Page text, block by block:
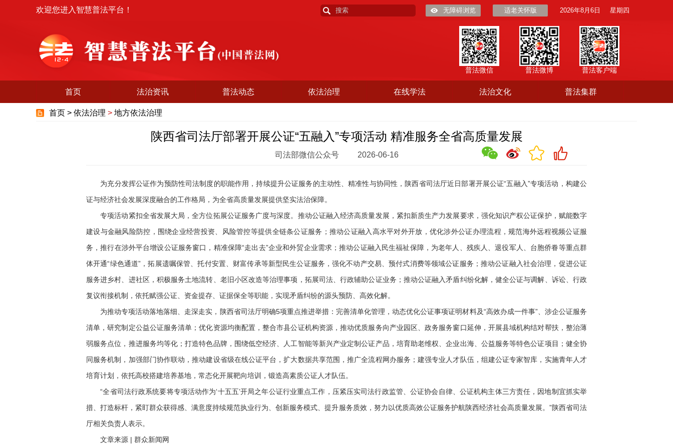
欢迎您进入智慧普法平台！ 无障碍浏览 适老关怀版 2026年8月6日 星期四
普法客户端
普法微博
普法微信
首页 法治资讯 普法动态 依法治理 在线学法 法治文化 普法集群
首页 > 依法治理 > 地方依法治理
陕西省司法厅部署开展公证“五融入”专项活动 精准服务全省高质量发展
司法部微信公众号 2026-06-16
为充分发挥公证作为预防性司法制度的职能作用，持续提升公证服务的主动性、精准性与协同性，陕西省司法厅近日部署开展公证“五融入”专项活动，构建公
证与经济社会发展深度融合的工作格局，为全省高质量发展提供坚实法治保障。
专项活动紧扣全省发展大局，全方位拓展公证服务广度与深度。推动公证融入经济高质量发展，紧扣新质生产力发展要求，强化知识产权公证保护，赋能数字
建设与金融风险防控，围绕企业经营投资、风险管控等提供全链条公证服务；推动公证融入高水平对外开放，优化涉外公证办理流程，规范海外远程视频公证服
务，推行在涉外平台增设公证服务窗口，精准保障“走出去”企业和外贸企业需求；推动公证融入民生福祉保障，为老年人、残疾人、退役军人、台胞侨眷等重点群
体开通“绿色通道”，拓展遗嘱保管、托付安置、财富传承等新型民生公证服务，强化不动产交易、预付式消费等领域公证服务；推动公证融入社会治理，促进公证
服务进乡村、进社区，积极服务土地流转、老旧小区改造等治理事项，拓展司法、行政辅助公证业务；推动公证融入矛盾纠纷化解，健全公证与调解、诉讼、行政
复议衔接机制，依托赋强公证、资金提存、证据保全等职能，实现矛盾纠纷的源头预防、高效化解。
为推动专项活动落地落细、走深走实，陕西省司法厅明确5项重点推进举措：完善清单化管理，动态优化公证事项证明材料及“高效办成一件事”、涉企公证服务
清单，研究制定公益公证服务清单；优化资源均衡配置，整合市县公证机构资源，推动优质服务向产业园区、政务服务窗口延伸，开展县域机构结对帮扶，整治薄
弱服务点位，推进服务均等化；打造特色品牌，围绕低空经济、人工智能等新兴产业定制公证产品，培育助老维权、企业出海、公益服务等特色公证项目；健全协
同服务机制，加强部门协作联动，推动建设省级在线公证平台，扩大数据共享范围，推广全流程网办服务；建强专业人才队伍，组建公证专家智库，实施青年人才
培育计划，依托高校搭建培养基地，常态化开展靶向培训，锻造高素质公证人才队伍。
“全省司法行政系统要将专项活动作为‘十五五’开局之年公证行业重点工作，压紧压实司法行政监管、公证协会自律、公证机构主体三方责任，因地制宜抓实举
措、打造标杆，紧盯群众获得感、满意度持续规范执业行为、创新服务模式、提升服务质效，努力以优质高效公证服务护航陕西经济社会高质量发展。”陕西省司法
厅相关负责人表示。
文章来源 | 群众新闻网